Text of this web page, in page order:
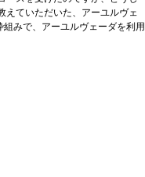
えていただいた、アーユルヴェ
みで、アーユルヴェーダを利用